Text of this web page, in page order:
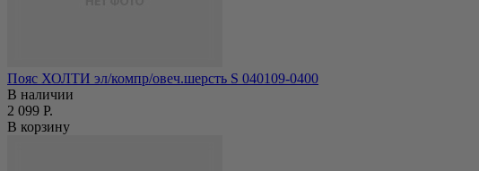
Пояс ХОЛТИ эл/компр/овеч.шерсть S 040109-0400
В наличии
2 099 Р.
В корзину